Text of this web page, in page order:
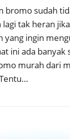
bromo sudah
lagi tak heran
yang ingin
ini ada banyak
murah dari